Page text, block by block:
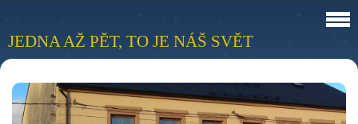
JEDNA AŽ PĚT, TO JE NÁŠ SVĚT